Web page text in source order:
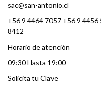
sac@san-antonio.cl
+56 9 4464 7057 +56 9
8412
Horario de atención
09:30 Hasta 19:00
Solicita tu Clave